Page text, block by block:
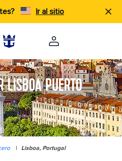
Ir al sitio
LISBOA PUERTO
| Lisboa, Portugal